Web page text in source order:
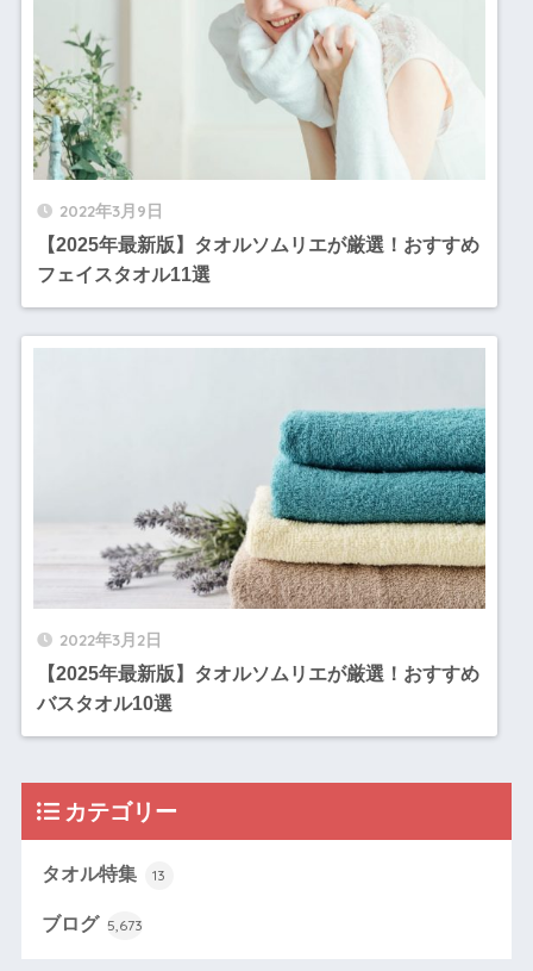
2022年3月9日
【2025年最新版】タオルソムリエが厳選！おすすめ
フェイスタオル11選
2022年3月2日
【2025年最新版】タオルソムリエが厳選！おすすめ
バスタオル10選
カテゴリー
タオル特集 13
ブログ 5,673